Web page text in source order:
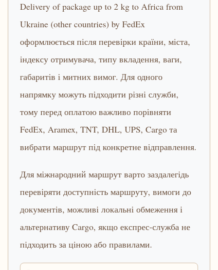
Delivery of package up to 2 kg to Africa from
Ukraine (other countries) by FedEx
оформлюється після перевірки країни, міста,
індексу отримувача, типу вкладення, ваги,
габаритів і митних вимог. Для одного
напрямку можуть підходити різні служби,
тому перед оплатою важливо порівняти
FedEx, Aramex, TNT, DHL, UPS, Cargo та
вибрати маршрут під конкретне відправлення.
Для міжнародний маршрут варто заздалегідь
перевіряти доступність маршруту, вимоги до
документів, можливі локальні обмеження і
альтернативу Cargo, якщо експрес-служба не
підходить за ціною або правилами.